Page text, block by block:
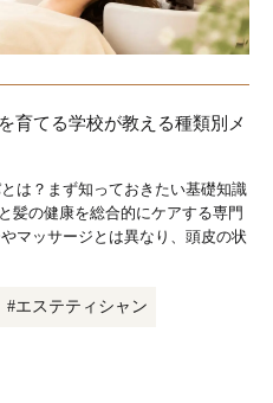
育てる学校が教える種類別メ
は？まず知っておきたい基礎知識
髪の健康を総合的にケアする専門
マッサージとは異なり、頭皮の状
#エステティシャン